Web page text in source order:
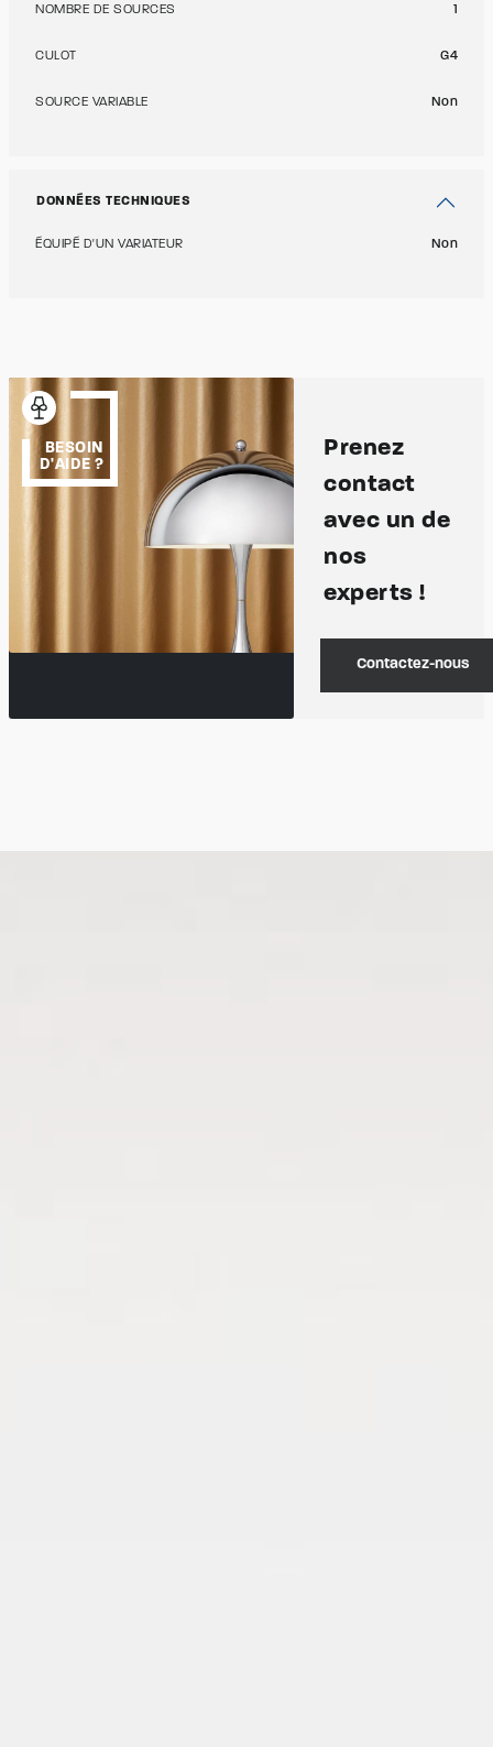
NOMBRE DE SOURCES 1
CULOT G4
SOURCE VARIABLE Non
DONNÉES TECHNIQUES
ÉQUIPÉ D'UN VARIATEUR Non
BESOIN
D'AIDE ?
Prenez
contact
avec un de
nos
experts !
Contactez-nous